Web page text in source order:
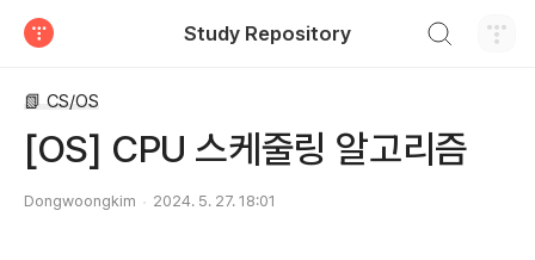
Study Repository
📗 CS/OS
[OS] CPU 스케줄링 알고리즘
Dongwoongkim 2024. 5. 27. 18:01